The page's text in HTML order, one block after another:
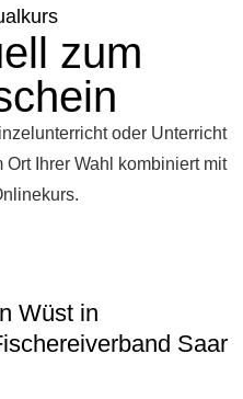
zum
oder Unterricht
Ihrer Wahl kombiniert mit
Wüst in
Saar